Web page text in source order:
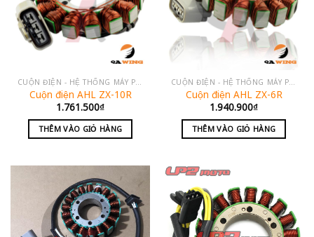
Cuộn điện AHL ZX-10R
1.761.500₫
THÊM VÀO GIỎ HÀNG
Cuộn điện AHL ZX-6R
1.940.900₫
THÊM VÀO GIỎ HÀNG